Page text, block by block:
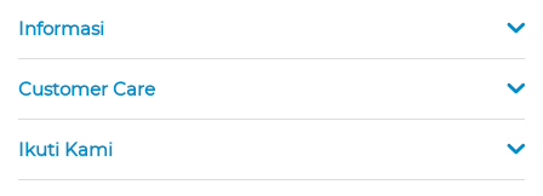
Informasi
Customer Care
Ikuti Kami